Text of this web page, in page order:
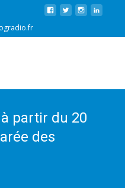
partir du 20
des